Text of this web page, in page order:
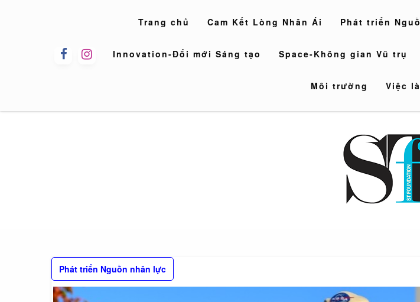
Trang chủ Cam Kết Lòng Nhân Ái Phát triển
Innovation-Đổi mới Sáng tạo Space-Không gian Vũ trụ
Môi trường Việc
Phát triển Nguồn nhân lực